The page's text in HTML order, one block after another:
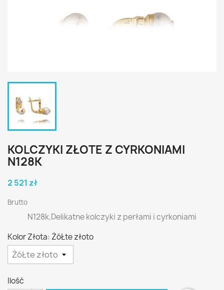
KOLCZYKI ZŁOTE Z CYRKONIAMI
N128K
2 521 zł
Brutto
N128k,Delikatne kolczyki z perłami i cyrkoniami
Kolor Złota: ŻóŁte złoto
Ilość